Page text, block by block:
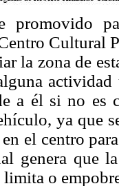
promovido
Cultural
la zona de
a él si no es
ya que
el centro
genera que
o